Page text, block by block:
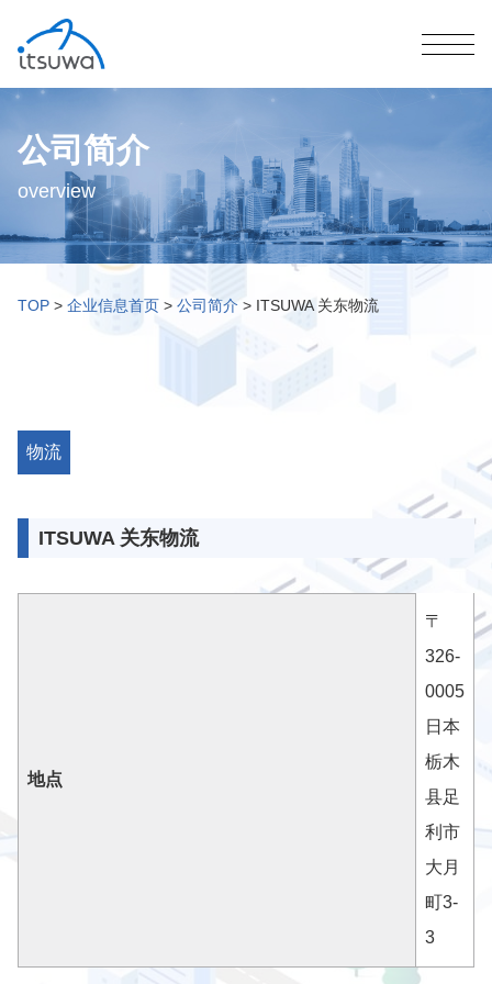
公司简介
overview
TOP > 企业信息首页 > 公司简介 > ITSUWA 关东物流
物流
ITSUWA 关东物流
地点
〒
326-
0005
日本
栃木
县足
利市
大月
町3-
3